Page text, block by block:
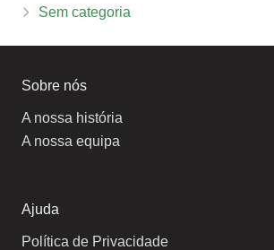
Sem categoria
Sobre nós
A nossa história
A nossa equipa
Ajuda
Política de Privacidade